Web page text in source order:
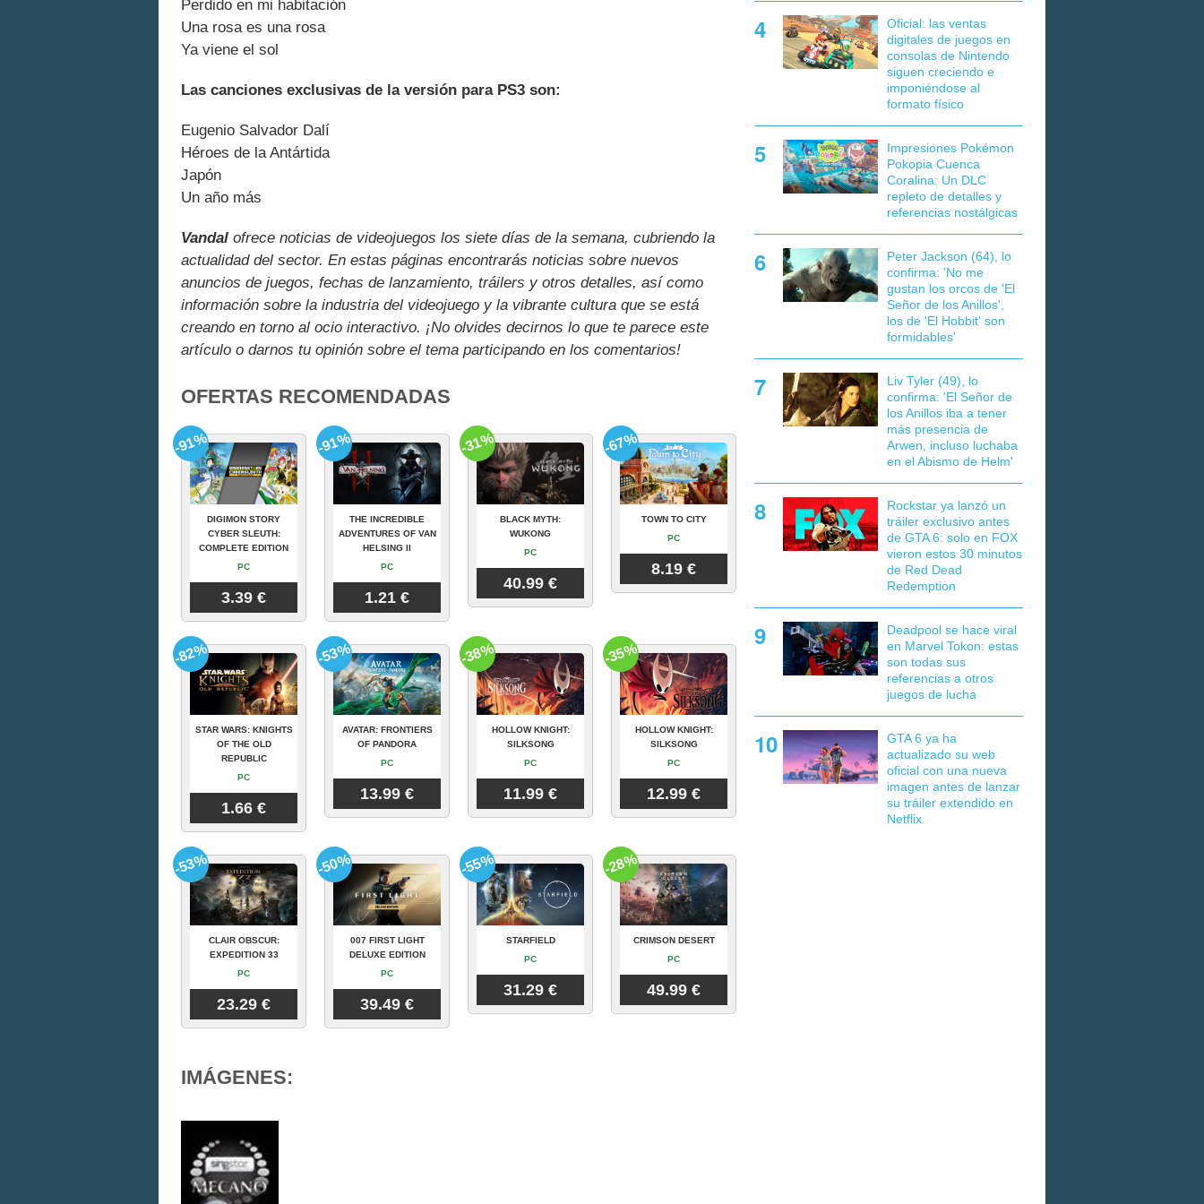
Perdido en mi habitación
Una rosa es una rosa
Ya viene el sol
Las canciones exclusivas de la versión para PS3 son:
Eugenio Salvador Dalí
Héroes de la Antártida
Japón
Un año más
Vandal ofrece noticias de videojuegos los siete días de la semana, cubriendo la
actualidad del sector. En estas páginas encontrarás noticias sobre nuevos
anuncios de juegos, fechas de lanzamiento, tráilers y otros detalles, así como
información sobre la industria del videojuego y la vibrante cultura que se está
creando en torno al ocio interactivo. ¡No olvides decirnos lo que te parece este
artículo o darnos tu opinión sobre el tema participando en los comentarios!
OFERTAS RECOMENDADAS
DIGIMON STORY
CYBER SLEUTH:
COMPLETE EDITION
PC
3.39 €
-91%
THE INCREDIBLE
ADVENTURES OF VAN
HELSING II
PC
1.21 €
-91%
BLACK MYTH:
WUKONG
PC
40.99 €
-31%
TOWN TO CITY
PC
8.19 €
-67%
STAR WARS: KNIGHTS
OF THE OLD
REPUBLIC
PC
1.66 €
-82%
AVATAR: FRONTIERS
OF PANDORA
PC
13.99 €
-53%
HOLLOW KNIGHT:
SILKSONG
PC
11.99 €
-38%
HOLLOW KNIGHT:
SILKSONG
PC
12.99 €
-35%
CLAIR OBSCUR:
EXPEDITION 33
PC
23.29 €
-53%
007 FIRST LIGHT
DELUXE EDITION
PC
39.49 €
-50%
STARFIELD
PC
31.29 €
-55%
CRIMSON DESERT
PC
49.99 €
-28%
IMÁGENES:
Oficial: las ventas
digitales de juegos en
consolas de Nintendo
siguen creciendo e
imponiéndose al
formato físico
Impresiones Pokémon
Pokopia Cuenca
Coralina: Un DLC
repleto de detalles y
referencias nostálgicas
Peter Jackson (64), lo
confirma: 'No me
gustan los orcos de 'El
Señor de los Anillos',
los de 'El Hobbit' son
formidables'
Liv Tyler (49), lo
confirma: 'El Señor de
los Anillos iba a tener
más presencia de
Arwen, incluso luchaba
en el Abismo de Helm'
Rockstar ya lanzó un
tráiler exclusivo antes
de GTA 6: solo en FOX
vieron estos 30 minutos
de Red Dead
Redemption
Deadpool se hace viral
en Marvel Tokon: estas
son todas sus
referencias a otros
juegos de lucha
GTA 6 ya ha
actualizado su web
oficial con una nueva
imagen antes de lanzar
su tráiler extendido en
Netflix